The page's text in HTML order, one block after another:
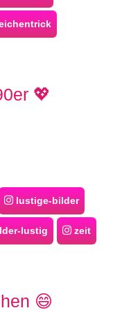
💖
lustige-bilder
lustig zeit
😄